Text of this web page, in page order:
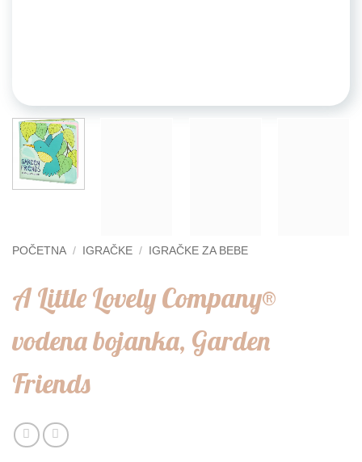
POČETNA / IGRAČKE / IGRAČKE ZA BEBE
A Little Lovely Company®
vodena bojanka, Garden
Friends